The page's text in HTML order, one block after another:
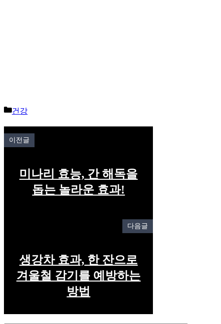
Categories
건강
이전글
미나리 효능, 간 해독을
돕는 놀라운 효과!
다음글
생강차 효과, 한 잔으로
겨울철 감기를 예방하는
방법